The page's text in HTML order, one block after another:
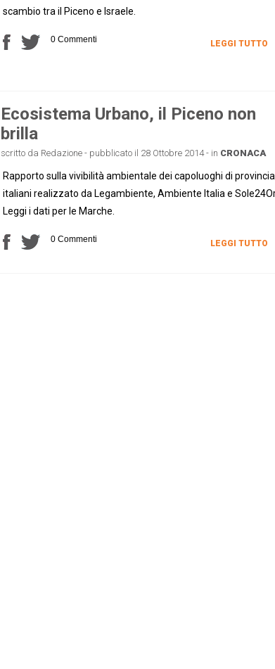
scambio tra il Piceno e Israele.
0 Commenti LEGGI TUTTO
Ecosistema Urbano, il Piceno non
brilla
scritto da Redazione - pubblicato il 28 Ottobre 2014 - in CRONACA
Rapporto sulla vivibilità ambientale dei capoluoghi di provincia
italiani realizzato da Legambiente, Ambiente Italia e
Leggi i dati per le Marche.
0 Commenti LEGGI TUTTO